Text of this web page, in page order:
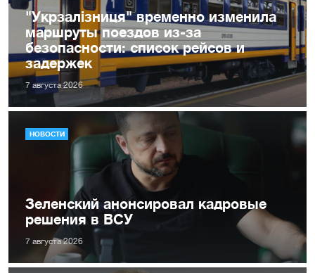
"Укрзалізниця" временно изменила
маршруты поездов из-за
безопасности: список рейсов и
задержек
7 августа 2026
НОВОСТИ
Зеленский анонсировал кадровые
решения в ВСУ
7 августа 2026